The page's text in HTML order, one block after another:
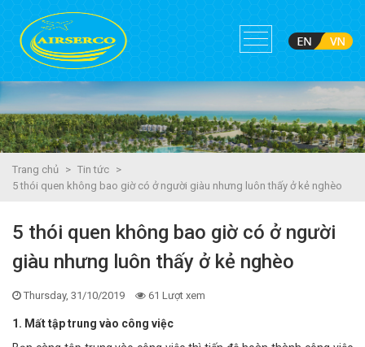
Trang chủ > Tin tức >
5 thói quen không bao giờ có ở người giàu nhưng luôn thấy ở kẻ nghèo
5 thói quen không bao giờ có ở người
giàu nhưng luôn thấy ở kẻ nghèo
Thursday, 31/10/2019 61 Lượt xem
1. Mất tập trung vào công việc